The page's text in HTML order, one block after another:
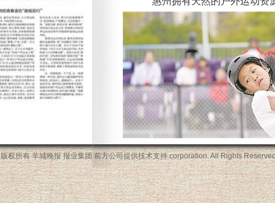
版权所有 羊城晚报 报业集团 前方公司提供技术支持corporation. All Rights